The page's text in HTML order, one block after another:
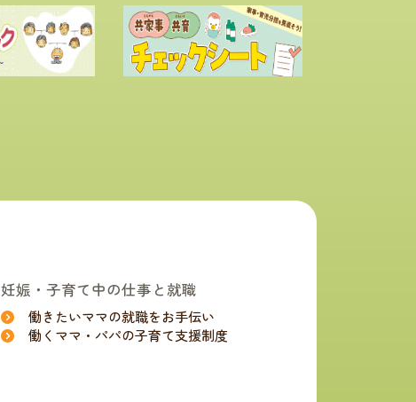
妊娠・子育て中の仕事と就職
働きたいママの就職をお手伝い
働くママ・パパの子育て支援制度